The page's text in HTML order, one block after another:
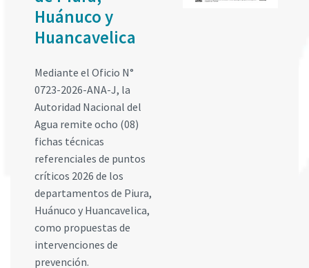
Huánuco y
Huancavelica
Mediante el Oficio N°
0723-2026-ANA-J, la
Autoridad Nacional del
Agua remite ocho (08)
fichas técnicas
referenciales de puntos
críticos 2026 de los
departamentos de Piura,
Huánuco y Huancavelica,
como propuestas de
intervenciones de
prevención.